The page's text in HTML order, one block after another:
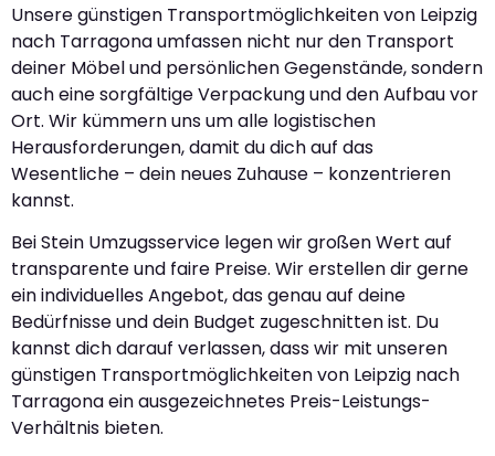
Unsere günstigen Transportmöglichkeiten von Leipzig
nach Tarragona umfassen nicht nur den Transport
deiner Möbel und persönlichen Gegenstände, sondern
auch eine sorgfältige Verpackung und den Aufbau vor
Ort. Wir kümmern uns um alle logistischen
Herausforderungen, damit du dich auf das
Wesentliche – dein neues Zuhause – konzentrieren
kannst.
Bei Stein Umzugsservice legen wir großen Wert auf
transparente und faire Preise. Wir erstellen dir gerne
ein individuelles Angebot, das genau auf deine
Bedürfnisse und dein Budget zugeschnitten ist. Du
kannst dich darauf verlassen, dass wir mit unseren
günstigen Transportmöglichkeiten von Leipzig nach
Tarragona ein ausgezeichnetes Preis-Leistungs-
Verhältnis bieten.